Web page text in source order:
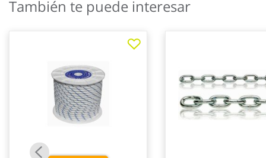
galería
También te puede interesar